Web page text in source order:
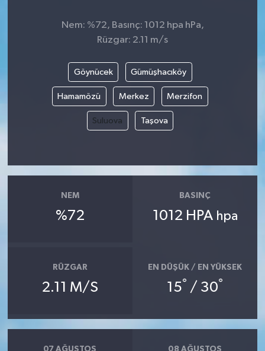
Nem: %72, Basınç: 1012 hpa hPa,
Rüzgar: 2.11 m/s
Göynücek Gümüşhacıköy
Hamamözü Merkez Merzifon
Suluova Taşova
NEM
%72
BASINÇ
1012 HPA hpa
RÜZGAR
2.11 M/S
EN DÜŞÜK / EN YÜKSEK
15° / 30°
07 AĞUSTOS 08 AĞUSTOS
Yurttan